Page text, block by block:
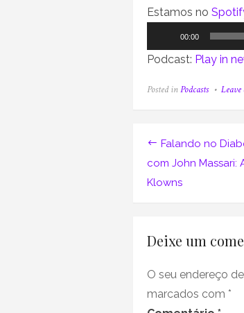
Estamos no
de
00:00
Podcast: Play in
Posted in Podcasts
Navegação
de
Post
Falando no
com John Massari:
Klowns
Deixe um
O seu endereço
marcados com *